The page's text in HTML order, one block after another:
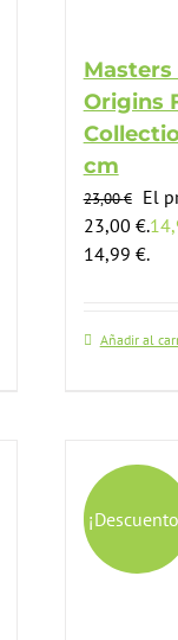
Origins
cm
23,00€
El
23,00 €.
14,99 €.
Añadir al